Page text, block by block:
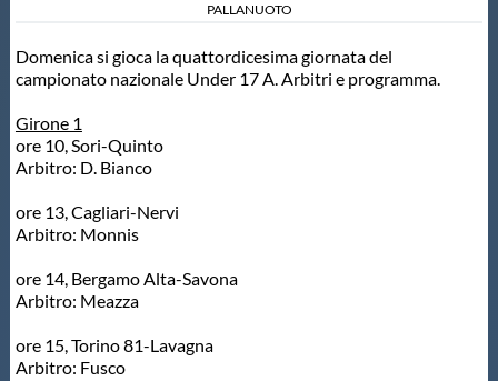
Salvamento
Master
Formazione
PALLANUOTO
Domenica si gioca la quattordicesima giornata del
campionato nazionale Under 17 A. Arbitri e programma.
Girone 1
ore 10, Sori-Quinto
Arbitro: D. Bianco
ore 13, Cagliari-Nervi
Arbitro: Monnis
ore 14, Bergamo Alta-Savona
Arbitro: Meazza
ore 15, Torino 81-Lavagna
Arbitro: Fusco